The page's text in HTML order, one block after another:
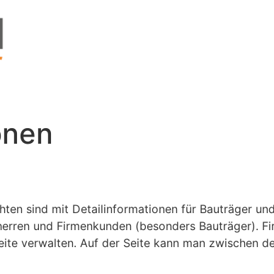
sind mit Detailinformationen für Bauträger
und Firmenkunden (besonders Bauträger).
verwalten. Auf der Seite kann man zwischen